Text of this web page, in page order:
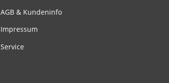
AGB & Kundeninfo
Impressum
Service